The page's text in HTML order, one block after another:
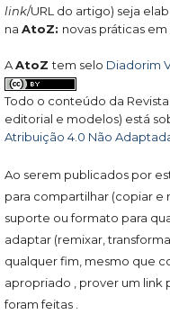
link/URL do artigo) seja
na AtoZ: novas práticas
AAtoZtem selo Diadorim
Todo o conteúdo da
editorial e modelos) está
Atribuição 4.0 Não
Ao serem publicados por
para compartilhar (copiar
suporte ou formato para
adaptar (remixar,
qualquer fim, mesmo que
apropriado , prover um link
foram feitas .